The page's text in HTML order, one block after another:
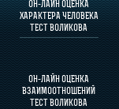
ОН-ЛАЙН ОЦЕНКА
ХАРАКТЕРА ЧЕЛОВЕКА
ТЕСТ ВОЛИКОВА
ОН-ЛАЙН ОЦЕНКА
ВЗАИМООТНОШЕНИЙ
ТЕСТ ВОЛИКОВА
ОЦЕНКА